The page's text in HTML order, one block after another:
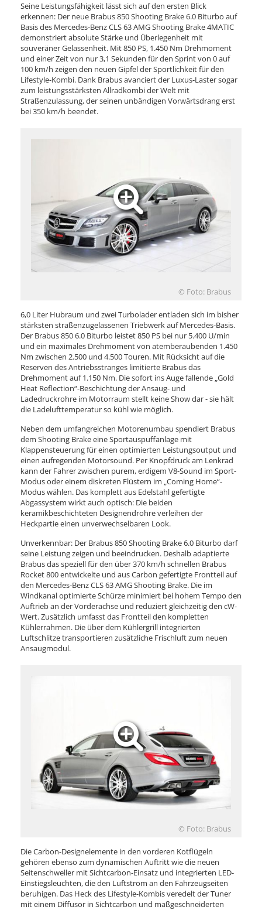
Seine Leistungsfähigkeit lässt sich auf den ersten Blick
erkennen: Der neue Brabus 850 Shooting Brake 6.0 Biturbo auf
Basis des Mercedes-Benz CLS 63 AMG Shooting Brake 4MATIC
demonstriert absolute Stärke und Überlegenheit mit
souveräner Gelassenheit. Mit 850 PS, 1.450 Nm Drehmoment
und einer Zeit von nur 3,1 Sekunden für den Sprint von 0 auf
100 km/h zeigen den neuen Gipfel der Sportlichkeit für den
Lifestyle-Kombi. Dank Brabus avanciert der Luxus-Laster sogar
zum leistungsstärksten Allradkombi der Welt mit
Straßenzulassung, der seinen unbändigen Vorwärtsdrang erst
bei 350 km/h beendet.
© Foto: Brabus
6,0 Liter Hubraum und zwei Turbolader entladen sich im bisher
stärksten straßenzugelassenen Triebwerk auf Mercedes-Basis.
Der Brabus 850 6.0 Biturbo leistet 850 PS bei nur 5.400 U/min
und ein maximales Drehmoment von atemberaubenden 1.450
Nm zwischen 2.500 und 4.500 Touren. Mit Rücksicht auf die
Reserven des Antriebsstranges limitierte Brabus das
Drehmoment auf 1.150 Nm. Die sofort ins Auge fallende „Gold
Heat Reflection“-Beschichtung der Ansaug- und
Ladedruckrohre im Motorraum stellt keine Show dar - sie hält
die Ladelufttemperatur so kühl wie möglich.
Neben dem umfangreichen Motorenumbau spendiert Brabus
dem Shooting Brake eine Sportauspuffanlage mit
Klappensteuerung für einen optimierten Leistungsoutput und
einen aufregenden Motorsound. Per Knopfdruck am Lenkrad
kann der Fahrer zwischen purem, erdigem V8-Sound im Sport-
Modus oder einem diskreten Flüstern im „Coming Home“-
Modus wählen. Das komplett aus Edelstahl gefertigte
Abgassystem wirkt auch optisch: Die beiden
keramikbeschichteten Designendrohre verleihen der
Heckpartie einen unverwechselbaren Look.
Unverkennbar: Der Brabus 850 Shooting Brake 6.0 Biturbo darf
seine Leistung zeigen und beeindrucken. Deshalb adaptierte
Brabus das speziell für den über 370 km/h schnellen Brabus
Rocket 800 entwickelte und aus Carbon gefertigte Frontteil auf
den Mercedes-Benz CLS 63 AMG Shooting Brake. Die im
Windkanal optimierte Schürze minimiert bei hohem Tempo den
Auftrieb an der Vorderachse und reduziert gleichzeitig den cW-
Wert. Zusätzlich umfasst das Frontteil den kompletten
Kühlerrahmen. Die über dem Kühlergrill integrierten
Luftschlitze transportieren zusätzliche Frischluft zum neuen
Ansaugmodul.
© Foto: Brabus
Die Carbon-Designelemente in den vorderen Kotflügeln
gehören ebenso zum dynamischen Auftritt wie die neuen
Seitenschweller mit Sichtcarbon-Einsatz und integrierten LED-
Einstiegsleuchten, die den Luftstrom an den Fahrzeugseiten
beruhigen. Das Heck des Lifestyle-Kombis veredelt der Tuner
mit einem Diffusor in Sichtcarbon und maßgeschneiderten